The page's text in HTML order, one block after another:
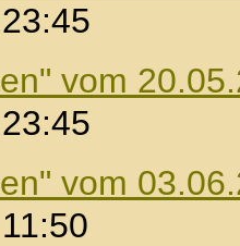
vom
vom